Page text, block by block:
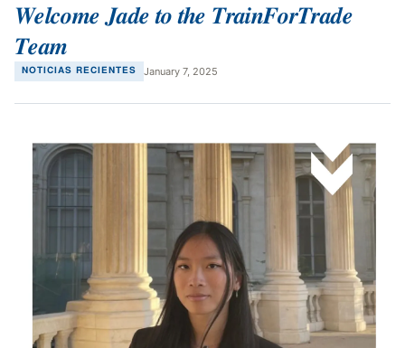
𝑾𝒆𝒍𝒄𝒐𝒎𝒆 𝑱𝒂𝒅𝒆 𝒕𝒐 𝒕𝒉𝒆 𝑻𝒓𝒂𝒊𝒏𝑭𝒐𝒓𝑻𝒓𝒂𝒅𝒆
𝑻𝒆𝒂𝒎
NOTICIAS RECIENTES January 7, 2025